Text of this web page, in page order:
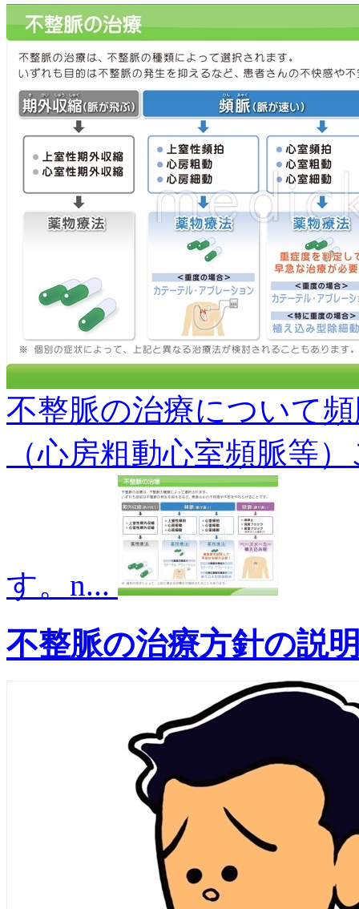
不整脈の治療について
（心房粗動心室頻脈等
す。n...
不整脈の治療方針の説